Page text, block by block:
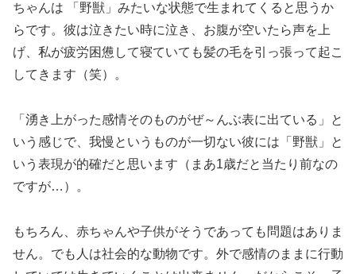
ちゃんは 「野獣」みたいな状態で生まれてくると思うか
らです。彼は泣きたい時に泣き、お腹が空いたら声を上
げ、私が疲労困憊して寝ていても髪の毛を引っ張って起こ
してきます（笑）。
「湧き上がった感情そのものがぜ～んぶ表に出ている」と
いう感じで、我慢というものが一切ない彼には「野獣」と
いう表現が的確だと思います（まあ1歳だと当たり前なの
ですが…）。
もちろん、赤ちゃんや子供がそうであっても問題はありま
せん。でも人は社会的な動物です。外で感情のままに行動